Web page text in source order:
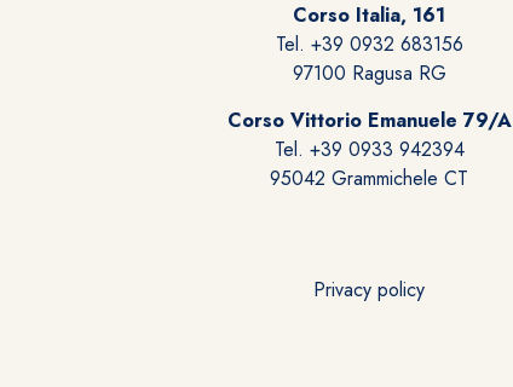
Corso Italia, 161
Tel. +39 0932 683156
97100 Ragusa RG
Corso Vittorio Emanuele 79/A
Tel. +39 0933 942394
95042 Grammichele CT
Privacy policy